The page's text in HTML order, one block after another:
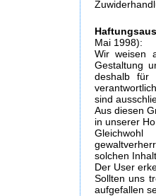
Mai 1998):
Wir weisen
Gestaltung
deshalb für
sind
Aus diesen
in unserer
solchen
Der User
Sollten uns
aufgefallen